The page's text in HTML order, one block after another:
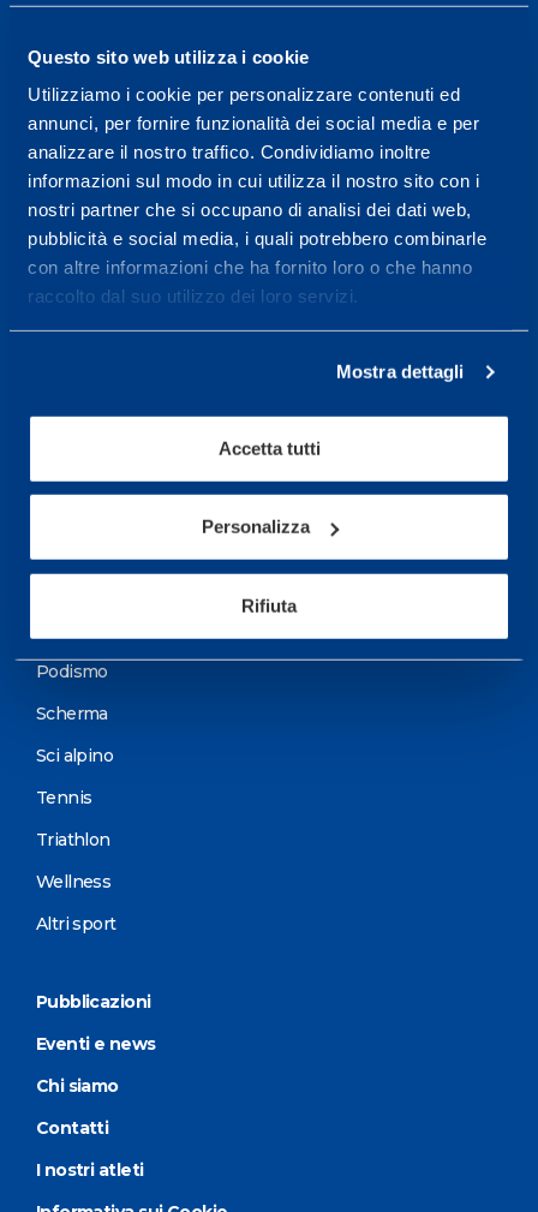
Questo sito web utilizza i cookie
Utilizziamo i cookie per personalizzare contenuti ed
annunci, per fornire funzionalità dei social media e per
analizzare il nostro traffico. Condividiamo inoltre
informazioni sul modo in cui utilizza il nostro sito con i
nostri partner che si occupano di analisi dei dati web,
pubblicità e social media, i quali potrebbero combinarle
con altre informazioni che ha fornito loro o che hanno
raccolto dal suo utilizzo dei loro servizi.
Mostra dettagli
Accetta tutti
Personalizza
Rifiuta
Centro servizi per l'alta
prestazione ed il
wellness.
Maggiori informazioni
Servizi
Servizi Medici
Test di valutazione
Podismo
Scherma
Sci alpino
Tennis
Triathlon
Wellness
Altri sport
Pubblicazioni
Eventi e news
Chi siamo
Contatti
I nostri atleti